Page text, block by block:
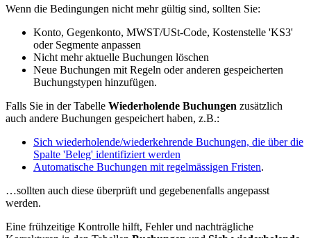
Wenn die Bedingungen nicht mehr gültig sind, sollten Sie:
Konto, Gegenkonto, MWST/USt-Code, Kostenstelle 'KS3'
oder Segmente anpassen
Nicht mehr aktuelle Buchungen löschen
Neue Buchungen mit Regeln oder anderen gespeicherten
Buchungstypen hinzufügen.
Falls Sie in der Tabelle Wiederholende Buchungen zusätzlich
auch andere Buchungen gespeichert haben, z.B.:
Sich wiederholende/wiederkehrende Buchungen, die über die
Spalte 'Beleg' identifiziert werden
Automatische Buchungen mit regelmässigen Fristen.
…sollten auch diese überprüft und gegebenenfalls angepasst
werden.
Eine frühzeitige Kontrolle hilft, Fehler und nachträgliche